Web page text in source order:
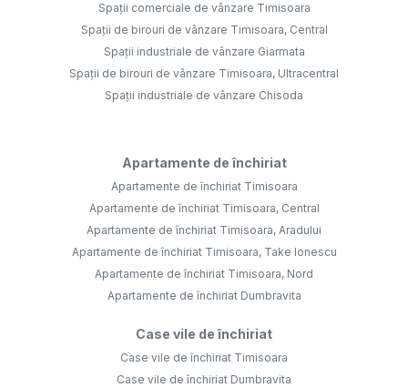
Spații comerciale de vânzare Timisoara
Spații de birouri de vânzare Timisoara, Central
Spații industriale de vânzare Giarmata
Spații de birouri de vânzare Timisoara, Ultracentral
Spații industriale de vânzare Chisoda
Apartamente de închiriat
Apartamente de închiriat Timisoara
Apartamente de închiriat Timisoara, Central
Apartamente de închiriat Timisoara, Aradului
Apartamente de închiriat Timisoara, Take Ionescu
Apartamente de închiriat Timisoara, Nord
Apartamente de închiriat Dumbravita
Case vile de închiriat
Case vile de închiriat Timisoara
Case vile de închiriat Dumbravita